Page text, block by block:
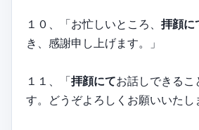
１０、「お忙しいところ、 拝顔に
き、感謝申し上げます。」
１１、「拝顔にてお話しできるこ
す。どうぞよろしくお願いいたし